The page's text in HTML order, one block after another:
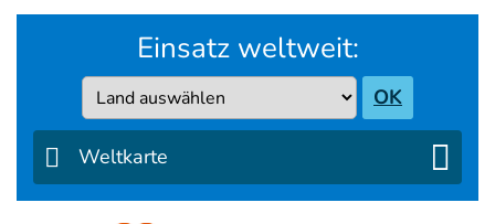
Einsatz weltweit:
Country OK
Weltkarte